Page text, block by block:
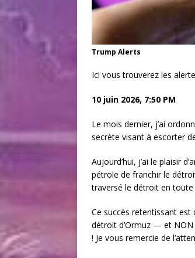
Trump Alerts
Ici vous trouverez les
10 juin 2026, 7:50 PM
Le mois dernier, j’ai
secrète visant à escorter
Aujourd’hui, j’ai le plaisir
pétrole de franchir le
traversé le détroit en toute
Ce succès retentissant est
détroit d’Ormuz — et NON
! Je vous remercie de